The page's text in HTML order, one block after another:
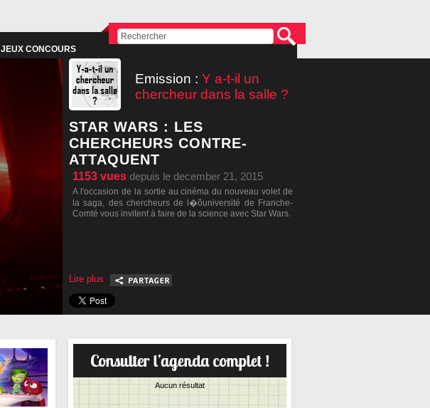
JEUX CONCOURS
Emission : Y a-t-il un
chercheur dans la salle ?
STAR WARS : LES
CHERCHEURS CONTRE-
ATTAQUENT
1153 vues depuis le december 21, 2015
A l'occasion de la sortie au cinéma du nouveau volet de
la saga, des chercheurs de l�ôuniversité de Franche-
Comté vous invitent à faire de la science avec Star Wars.
Lire plus
Aucun résultat